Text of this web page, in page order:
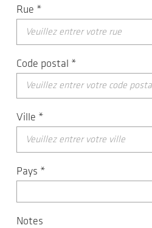
Rue *
Code postal *
Ville *
Pays *
Notes